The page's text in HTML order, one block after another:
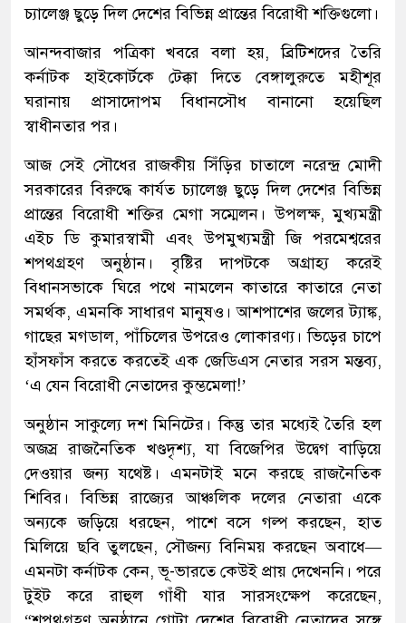
চ্যালেঞ্জ ছুড়ে দিল দেশের বিভিন্ন প্রান্তের বিরোধী শক্তিগুলো।
আনন্দবাজার পত্রিকা খবরে বলা হয়, ব্রিটিশদের তৈরি
কর্নাটক হাইকোর্টকে টেক্কা দিতে বেঙ্গালুরুতে মহীশূর
ঘরানায় প্রাসাদোপম বিধানসৌধ বানানো হয়েছিল
স্বাধীনতার পর।
আজ সেই সৌধের রাজকীয় সিঁড়ির চাতালে নরেন্দ্র মোদী
সরকারের বিরুদ্ধে কার্যত চ্যালেঞ্জ ছুড়ে দিল দেশের বিভিন্ন
প্রান্তের বিরোধী শক্তির মেগা সম্মেলন। উপলক্ষ, মুখ্যমন্ত্রী
এইচ ডি কুমারস্বামী এবং উপমুখ্যমন্ত্রী জি পরমেশ্বরের
শপথগ্রহণ অনুষ্ঠান। বৃষ্টির দাপটকে অগ্রাহ্য করেই
বিধানসভাকে ঘিরে পথে নামলেন কাতারে কাতারে নেতা
সমর্থক, এমনকি সাধারণ মানুষও। আশপাশের জলের ট্যাঙ্ক,
গাছের মগডাল, পাঁচিলের উপরেও লোকারণ্য। ভিড়ের চাপে
হাঁসফাঁস করতে করতেই এক জেডিএস নেতার সরস মন্তব্য,
‘এ যেন বিরোধী নেতাদের কুম্ভমেলা!’
অনুষ্ঠান সাকুল্যে দশ মিনিটের। কিন্তু তার মধ্যেই তৈরি হল
অজস্র রাজনৈতিক খণ্ডদৃশ্য, যা বিজেপির উদ্বেগ বাড়িয়ে
দেওয়ার জন্য যথেষ্ট। এমনটাই মনে করছে রাজনৈতিক
শিবির। বিভিন্ন রাজ্যের আঞ্চলিক দলের নেতারা একে
অন্যকে জড়িয়ে ধরছেন, পাশে বসে গল্প করছেন, হাত
মিলিয়ে ছবি তুলছেন, সৌজন্য বিনিময় করছেন অবাধে—
এমনটা কর্নাটক কেন, ভূ-ভারতে কেউই প্রায় দেখেননি। পরে
টুইট করে রাহুল গাঁধী যার সারসংক্ষেপ করেছেন,